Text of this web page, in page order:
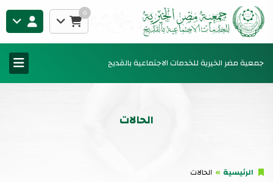
0
جمعية مضر الخيرية للخدمات الاجتماعية بالقديح
الحالات
الرئيسية الحالات